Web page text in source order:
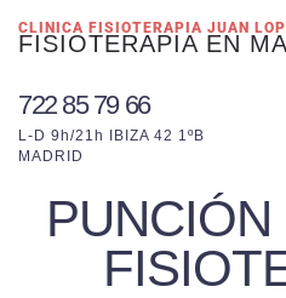
CLINICA FISIOTERAPIA JUAN
FISIOTERAPIA EN
722 85 79 66
L-D 9h/21h IBIZA 42 1ºB
MADRID